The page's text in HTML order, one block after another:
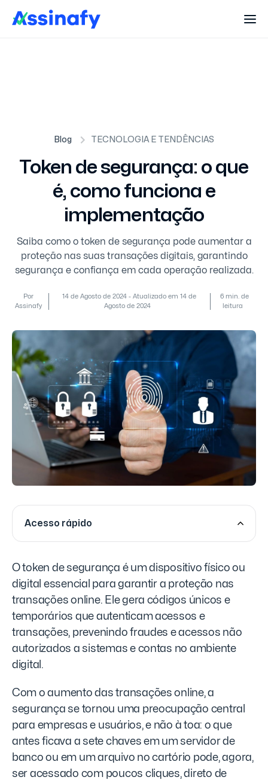
Blog TECNOLOGIA E TENDÊNCIAS
Token de segurança: o que
é, como funciona e
implementação
Saiba como o token de segurança pode aumentar a
proteção nas suas transações digitais, garantindo
segurança e confiança em cada operação realizada.
Por
Assinafy
14 de Agosto de 2024 - Atualizado em 14 de
Agosto de 2024
6 min. de
leitura
Acesso rápido
O token de segurança é um dispositivo físico ou
digital essencial para garantir a proteção nas
transações online. Ele gera códigos únicos e
temporários que autenticam acessos e
transações, prevenindo fraudes e acessos não
autorizados a sistemas e contas no ambiente
digital.
Com o aumento das transações online, a
segurança se tornou uma preocupação central
para empresas e usuários, e não à toa: o que
antes ficava a sete chaves em um servidor de
banco ou em um arquivo no cartório pode, agora,
ser acessado com poucos cliques, direto de